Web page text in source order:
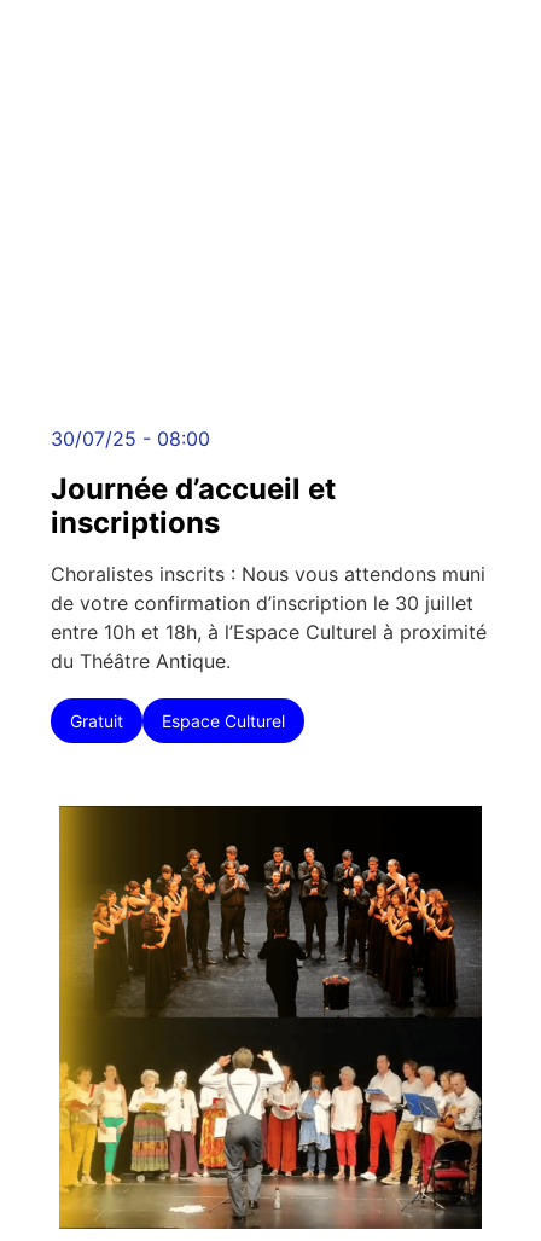
30/07/25 - 08:00
Journée d’accueil et
inscriptions
Choralistes inscrits : Nous vous attendons muni
de votre confirmation d’inscription le 30 juillet
entre 10h et 18h, à l’Espace Culturel à proximité
du Théâtre Antique.
Gratuit Espace Culturel